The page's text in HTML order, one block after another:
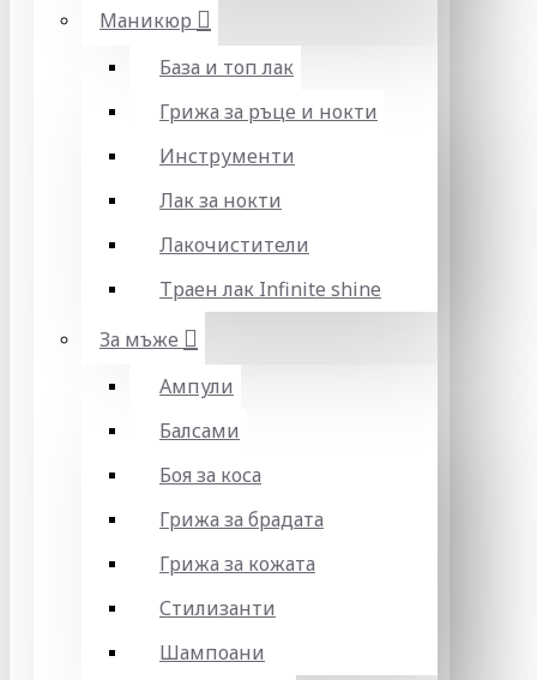
Маникюр
База и топ лак
Грижа за ръце и нокти
Инструменти
Лак за нокти
Лакочистители
Траен лак Infinite shine
За мъже
Ампули
Балсами
Боя за коса
Грижа за брадата
Грижа за кожата
Стилизанти
Шампоани